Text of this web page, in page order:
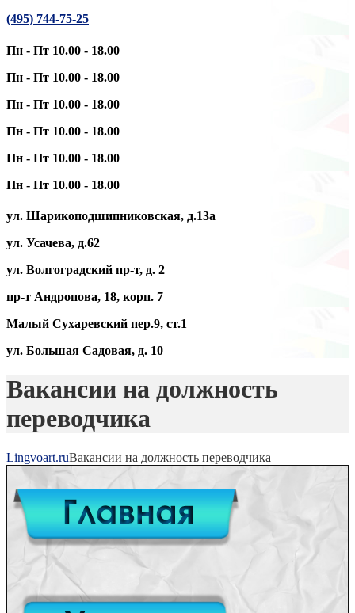
(495) 744-75-25
Пн - Пт 10.00 - 18.00
Пн - Пт 10.00 - 18.00
Пн - Пт 10.00 - 18.00
Пн - Пт 10.00 - 18.00
Пн - Пт 10.00 - 18.00
Пн - Пт 10.00 - 18.00
ул. Шарикоподшипниковская, д.13а
ул. Усачева, д.62
ул. Волгоградский пр-т, д. 2
пр-т Андропова, 18, корп. 7
Малый Сухаревский пер.9, ст.1
ул. Большая Садовая, д. 10
Вакансии на должность
переводчика
Lingvoart.ruВакансии на должность переводчика